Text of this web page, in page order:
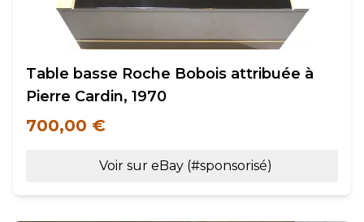
Table basse Roche Bobois attribuée à
Pierre Cardin, 1970
700,00 €
Voir sur eBay (#sponsorisé)